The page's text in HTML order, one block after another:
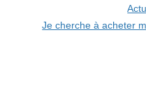
Je cherche à acheter